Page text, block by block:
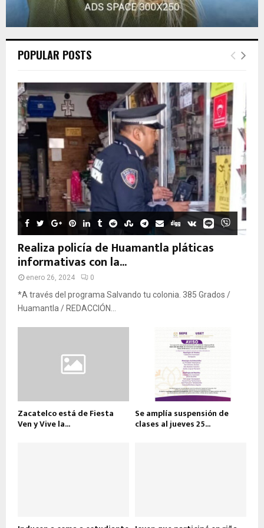
POPULAR POSTS
Realiza policía de Huamantla pláticas
informativas con la...
enero 26, 2024 0
*A través del programa Salvando tu colonia. 385 Grados /
Huamantla / REDACCIÓN...
Zacatelco está de Fiesta
Ven y Vive la...
Se amplía suspensión de
clases al jueves 25...